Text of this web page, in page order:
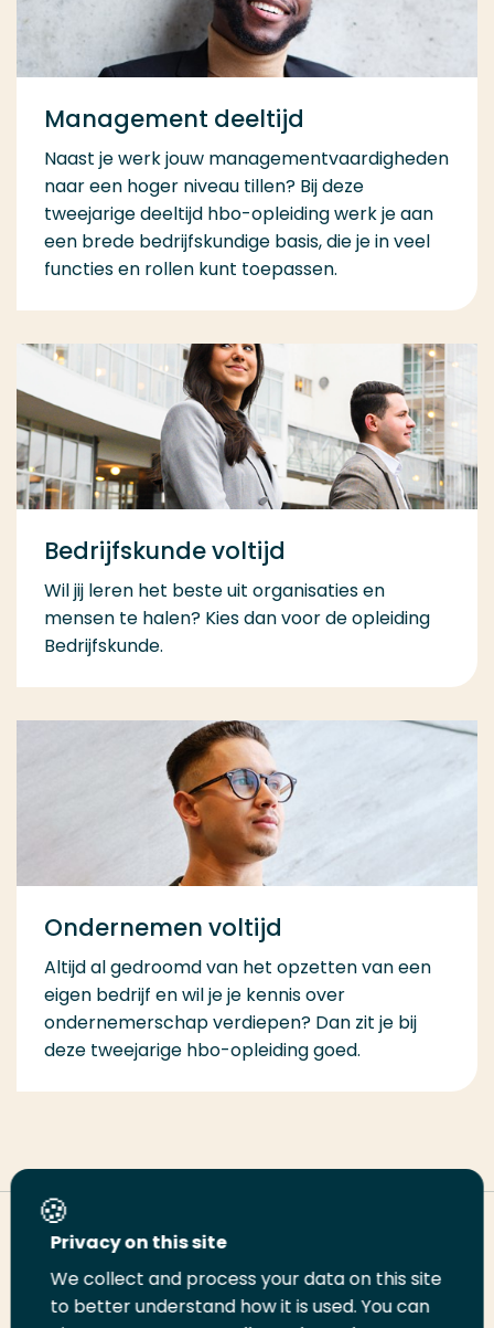
Management deeltijd
Naast je werk jouw managementvaardigheden
naar een hoger niveau tillen? Bij deze
tweejarige deeltijd hbo-opleiding werk je aan
een brede bedrijfskundige basis, die je in veel
functies en rollen kunt toepassen.
Bedrijfskunde voltijd
Wil jij leren het beste uit organisaties en
mensen te halen? Kies dan voor de opleiding
Bedrijfskunde.
Ondernemen voltijd
Altijd al gedroomd van het opzetten van een
eigen bedrijf en wil je je kennis over
ondernemerschap verdiepen? Dan zit je bij
deze tweejarige hbo-opleiding goed.
Deel deze pagina
DeelDeelDeelEmailPrint
Privacy on this site
We collect and process your data on this site
to better understand how it is used. You can